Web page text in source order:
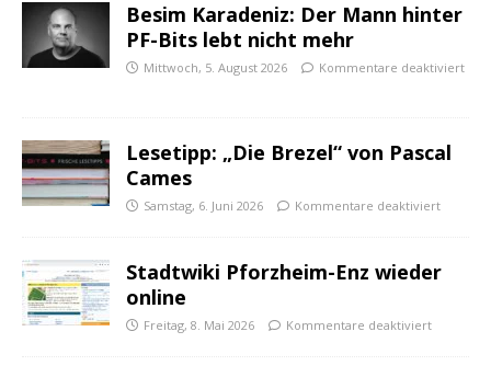
Besim Karadeniz: Der Mann hinter
PF-Bits lebt nicht mehr
Mittwoch, 5. August 2026 Kommentare deaktiviert
Lesetipp: „Die Brezel“ von Pascal
Cames
Samstag, 6. Juni 2026 Kommentare deaktiviert
Stadtwiki Pforzheim-Enz wieder
online
Freitag, 8. Mai 2026 Kommentare deaktiviert